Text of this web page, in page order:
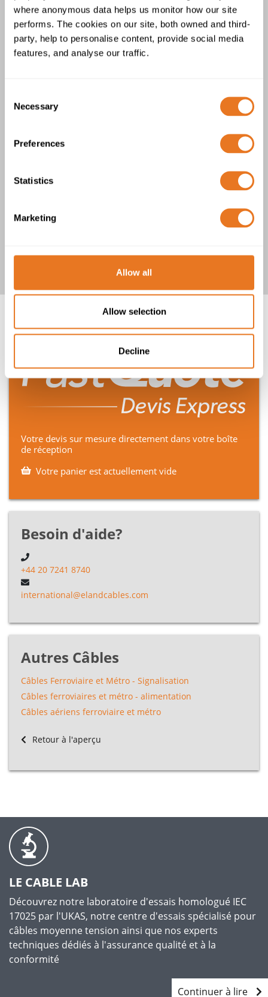
where anonymous data helps us monitor how our site
performs. The cookies on our site, both owned and third-
party, help to personalise content, provide social media
features, and analyse our traffic.
Selection
Necessary
Preferences
Statistics
Marketing
Allow all
Allow selection
Decline
Câble avec conducteur de blindage
sans halogène, faible émission de
Câble Pilote SCADA -
Votre devis sur mesure directement dans votre boîte
de réception
Votre panier est actuellement vide
Besoin d'aide?
+44 20 7241 8740
international@elandcables.com
Autres Câbles
Câbles Ferroviaire et Métro - Signalisation
Câbles ferroviaires et métro - alimentation
Câbles aériens ferroviaire et métro
Retour à l'aperçu
LE CABLE LAB
Découvrez notre laboratoire d'essais homologué IEC
17025 par l'UKAS, notre centre d'essais spécialisé pour
câbles moyenne tension ainsi que nos experts
techniques dédiés à l'assurance qualité et à la
conformité
Continuer à lire